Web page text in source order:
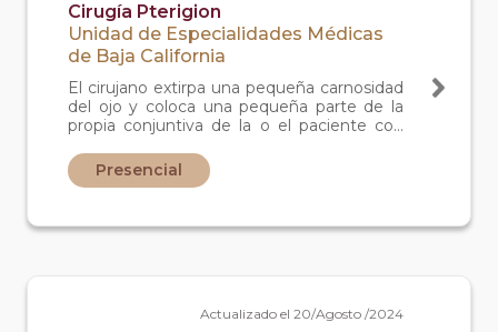
Cirugía Pterigion
Unidad de Especialidades Médicas
de Baja California
El cirujano extirpa una pequeña carnosidad
del ojo y coloca una pequeña parte de la
propia conjuntiva de la o el paciente con
crecer la carnosidad.
Presencial
Actualizado el 20/Agosto /2024